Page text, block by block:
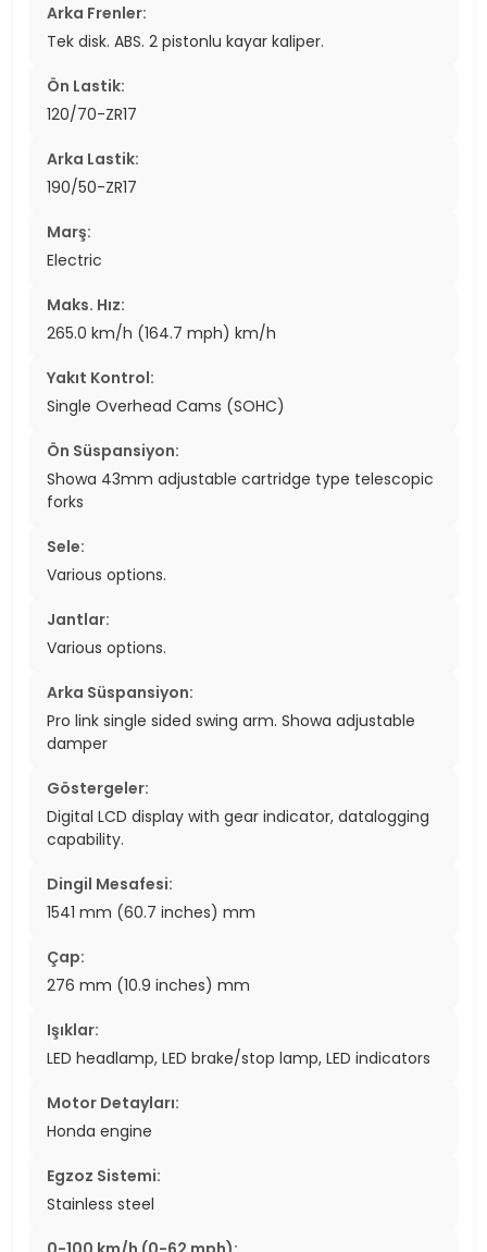
Arka Frenler:
Tek disk. ABS. 2 pistonlu kayar kaliper.
Ön Lastik:
120/70-ZR17
Arka Lastik:
190/50-ZR17
Marş:
Electric
Maks. Hız:
265.0 km/h (164.7 mph) km/h
Yakıt Kontrol:
Single Overhead Cams (SOHC)
Ön Süspansiyon:
Showa 43mm adjustable cartridge type telescopic
forks
Sele:
Various options.
Jantlar:
Various options.
Arka Süspansiyon:
Pro link single sided swing arm. Showa adjustable
damper
Göstergeler:
Digital LCD display with gear indicator, datalogging
capability.
Dingil Mesafesi:
1541 mm (60.7 inches) mm
Çap:
276 mm (10.9 inches) mm
Işıklar:
LED headlamp, LED brake/stop lamp, LED indicators
Motor Detayları:
Honda engine
Egzoz Sistemi:
Stainless steel